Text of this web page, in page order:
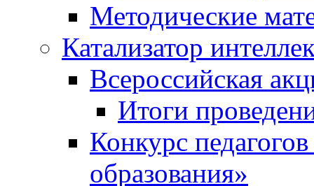
Методические
Катализатор
Всероссийская
Итоги
Конкурс
образования»